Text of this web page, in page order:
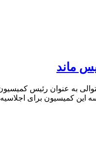
ماند
به عنوان رئیس